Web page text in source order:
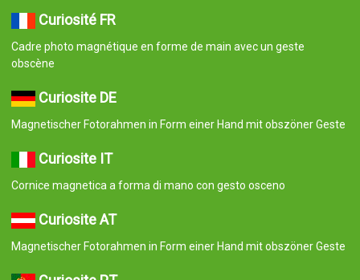
Curiosité FR
Cadre photo magnétique en forme de main avec un geste
obscène
Curiosite DE
Magnetischer Fotorahmen in Form einer Hand mit obszöner Geste
Curiosite IT
Cornice magnetica a forma di mano con gesto osceno
Curiosite AT
Magnetischer Fotorahmen in Form einer Hand mit obszöner Geste